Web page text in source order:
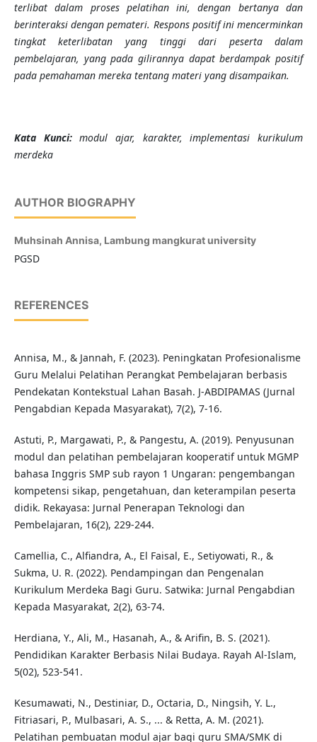
terlibat dalam proses pelatihan ini, dengan bertanya dan
berinteraksi dengan pemateri. Respons positif ini mencerminkan
tingkat keterlibatan yang tinggi dari peserta dalam
pembelajaran, yang pada gilirannya dapat berdampak positif
pada pemahaman mereka tentang materi yang disampaikan.
Kata Kunci: modul ajar, karakter, implementasi kurikulum
merdeka
AUTHOR BIOGRAPHY
Muhsinah Annisa, Lambung mangkurat university
PGSD
REFERENCES
Annisa, M., & Jannah, F. (2023). Peningkatan Profesionalisme
Guru Melalui Pelatihan Perangkat Pembelajaran berbasis
Pendekatan Kontekstual Lahan Basah. J-ABDIPAMAS (Jurnal
Pengabdian Kepada Masyarakat), 7(2), 7-16.
Astuti, P., Margawati, P., & Pangestu, A. (2019). Penyusunan
modul dan pelatihan pembelajaran kooperatif untuk MGMP
bahasa Inggris SMP sub rayon 1 Ungaran: pengembangan
kompetensi sikap, pengetahuan, dan keterampilan peserta
didik. Rekayasa: Jurnal Penerapan Teknologi dan
Pembelajaran, 16(2), 229-244.
Camellia, C., Alfiandra, A., El Faisal, E., Setiyowati, R., &
Sukma, U. R. (2022). Pendampingan dan Pengenalan
Kurikulum Merdeka Bagi Guru. Satwika: Jurnal Pengabdian
Kepada Masyarakat, 2(2), 63-74.
Herdiana, Y., Ali, M., Hasanah, A., & Arifin, B. S. (2021).
Pendidikan Karakter Berbasis Nilai Budaya. Rayah Al-Islam,
5(02), 523-541.
Kesumawati, N., Destiniar, D., Octaria, D., Ningsih, Y. L.,
Fitriasari, P., Mulbasari, A. S., ... & Retta, A. M. (2021).
Pelatihan pembuatan modul ajar bagi guru SMA/SMK di